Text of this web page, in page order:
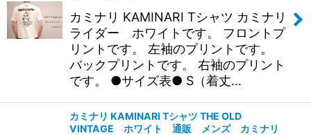
カミナリ KAMINARI Tシャツ カミナリ
ライダー ホワイトです。 フロントプ
リントです。 左袖のプリントです。
バックプリントです。 右袖のプリント
です。 ●サイズ表● S（着丈…
カミナリ KAMINARI Tシャツ THE OLD
VINTAGE ホワイト 通販 メンズ カミナリ